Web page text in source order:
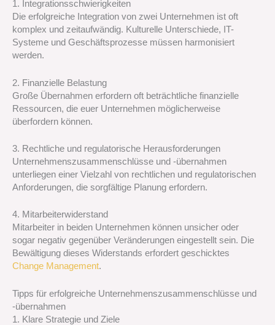
1. Integrationsschwierigkeiten
Die erfolgreiche Integration von zwei Unternehmen ist oft
komplex und zeitaufwändig. Kulturelle Unterschiede, IT-
Systeme und Geschäftsprozesse müssen harmonisiert
werden.
2. Finanzielle Belastung
Große Übernahmen erfordern oft beträchtliche finanzielle
Ressourcen, die euer Unternehmen möglicherweise
überfordern können.
3. Rechtliche und regulatorische Herausforderungen
Unternehmenszusammenschlüsse und -übernahmen
unterliegen einer Vielzahl von rechtlichen und regulatorischen
Anforderungen, die sorgfältige Planung erfordern.
4. Mitarbeiterwiderstand
Mitarbeiter in beiden Unternehmen können unsicher oder
sogar negativ gegenüber Veränderungen eingestellt sein. Die
Bewältigung dieses Widerstands erfordert geschicktes
Change Management.
Tipps für erfolgreiche Unternehmenszusammenschlüsse und
-übernahmen
1. Klare Strategie und Ziele